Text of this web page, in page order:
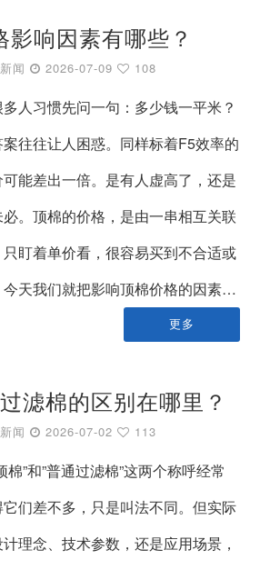
影响因素有哪些？
闻 2026-07-09 108
人习惯先问一句：多少钱一平米？
往往让人困惑。同样标着F5效率的
能差出一倍。是有人虚高了，还是
。顶棉的价格，是由一串相互关联
盯着单价看，很容易买到不合适或
天我们就把影响顶棉价格的因素…
更多
滤棉的区别在哪里？
闻 2026-07-02 113
”和”普通过滤棉”这两个称呼经常
们差不多，只是叫法不同。但实际
理念、技术参数，还是应用场景，